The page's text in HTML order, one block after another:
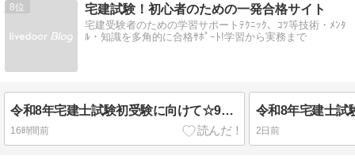
8 宅建試験！初心者のための一発合格サイト
宅建受験者のための学習サポートﾃｸﾆｯｸ、ｺﾂ等技術・ﾒﾝﾀ
ﾙ・知識を多角的に合格ｻﾎﾟｰﾄ!学習から実務まで
令和8年宅建士試験初受験に向けて☆9月からの宅建士合格のための学習戦略
16時間前 2日前